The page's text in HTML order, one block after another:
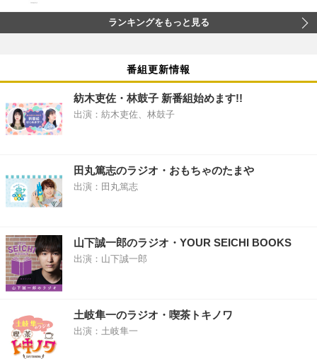
ランキングをもっと見る
番組更新情報
紡木吏佐・林鼓子 新番組始めます!!
出演：紡木吏佐、林鼓子
田丸篤志のラジオ・おもちゃのたまや
出演：田丸篤志
山下誠一郎のラジオ・YOUR SEICHI BOOKS
出演：山下誠一郎
土岐隼一のラジオ・喫茶トキノワ
出演：土岐隼一